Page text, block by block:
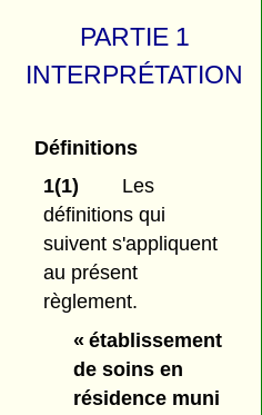
PARTIE 1
INTERPRÉTATION
Définitions
1(1)
Les
définitions qui
suivent s'appliquent
au présent
règlement.
« établissement
de soins en
résidence muni